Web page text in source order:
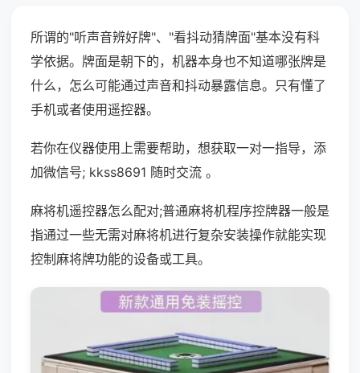
所谓的"听声音辨好牌"、"看抖动猜牌面"基本没有科
学依据。牌面是朝下的，机器本身也不知道哪张牌是
什么，怎么可能通过声音和抖动暴露信息。只有懂了
手机或者使用遥控器。
若你在仪器使用上需要帮助，想获取一对一指导，添
加微信号; kkss8691 随时交流 。
麻将机遥控器怎么配对;普通麻将机程序控牌器一般是
指通过一些无需对麻将机进行复杂安装操作就能实现
控制麻将牌功能的设备或工具。